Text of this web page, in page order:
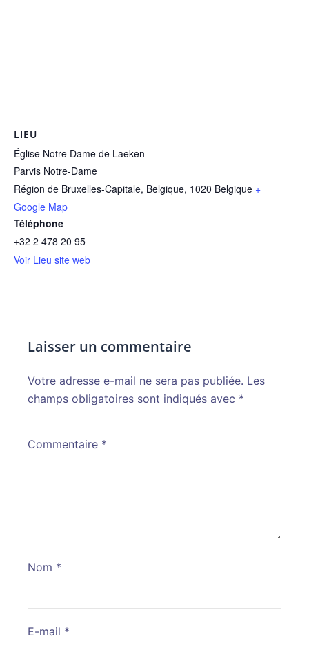
LIEU
Église Notre Dame de Laeken
Parvis Notre-Dame
Région de Bruxelles-Capitale, Belgique, 1020 Belgique +
Google Map
Téléphone
+32 2 478 20 95
Voir Lieu site web
Laisser un commentaire
Votre adresse e-mail ne sera pas publiée. Les
champs obligatoires sont indiqués avec *
Commentaire *
Nom *
E-mail *
Alternative: